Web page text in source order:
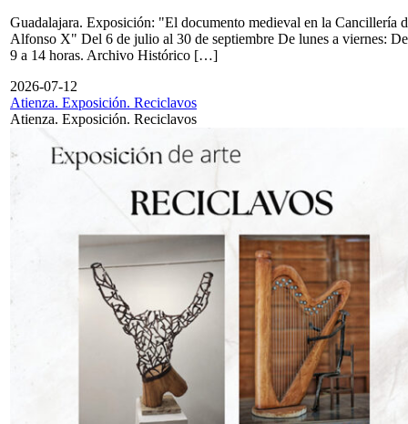
Guadalajara. Exposición: "El documento medieval en la Cancillería
Alfonso X" Del 6 de julio al 30 de septiembre De lunes a viernes: De
9 a 14 horas. Archivo Histórico […]
2026-07-12
Atienza. Exposición. Reciclavos
Atienza. Exposición. Reciclavos